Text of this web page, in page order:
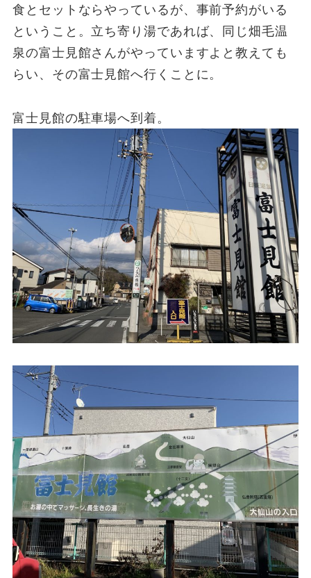
食とセットならやっているが、事前予約がいる
ということ。立ち寄り湯であれば、同じ畑毛温
泉の富士見館さんがやっていますよと教えても
らい、その富士見館へ行くことに。
富士見館の駐車場へ到着。